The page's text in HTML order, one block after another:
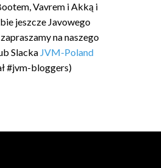
Vavrem i Akką i
jeszcze Javowego
na naszego
Slacka JVM-Poland
#jvm-bloggers)